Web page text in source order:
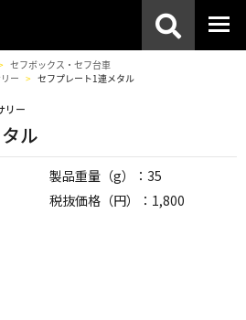
セフボックス・セフ台車
ー
セフプレート1連メタル
リー
ル
製品重量（g）：35
税抜価格（円）：1,800